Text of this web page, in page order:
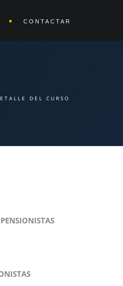
CONTACTAR
DEL CURSO